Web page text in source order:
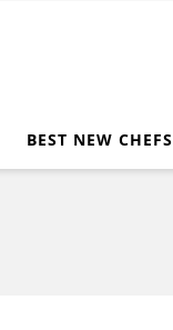
BEST NEW CHEFS